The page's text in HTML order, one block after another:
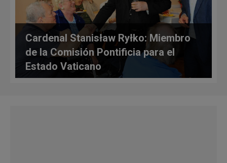
Cardenal Stanisław Ryłko: Miembro
de la Comisión Pontificia para el
Estado Vaticano